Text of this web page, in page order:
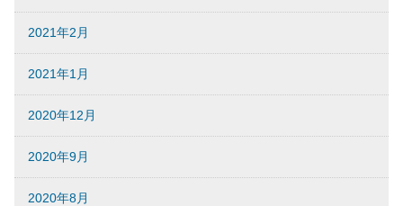
2021年2月
2021年1月
2020年12月
2020年9月
2020年8月